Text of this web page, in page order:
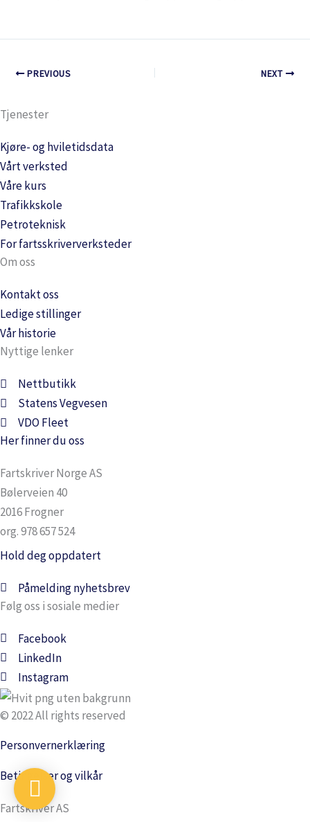
PREVIOUS NEXT
Tjenester
Kjøre- og hviletidsdata
Vårt verksted
Våre kurs
Trafikkskole
Petroteknisk
For fartsskriververksteder
Om oss
Kontakt oss
Ledige stillinger
Vår historie
Nyttige lenker
Nettbutikk
Statens Vegvesen
VDO Fleet
Her finner du oss
Fartskriver Norge AS
Bølerveien 40
2016 Frogner
org. 978 657 524
Hold deg oppdatert
Påmelding nyhetsbrev
Følg oss i sosiale medier
Facebook
LinkedIn
Instagram
© 2022 All rights reserved
Personvernerklæring
Betingelser og vilkår
Fartskriver AS